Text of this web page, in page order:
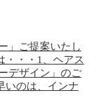
」ご提案いたし
・・・1、ヘアス
デザイン」のご
いのは、インナ